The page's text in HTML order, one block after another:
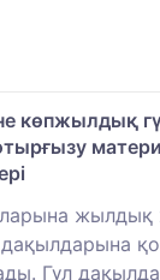
көпжылдық
жылдық
Гүл